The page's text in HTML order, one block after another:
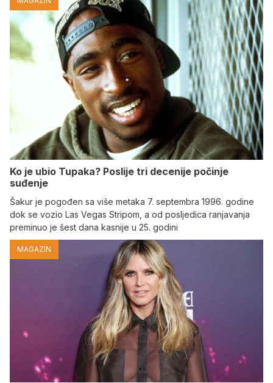
Ko je ubio Tupaka? Poslije tri decenije počinje
suđenje
Šakur je pogođen sa više metaka 7. septembra 1996. godine
dok se vozio Las Vegas Stripom, a od posljedica ranjavanja
preminuo je šest dana kasnije u 25. godini
MAGAZIN